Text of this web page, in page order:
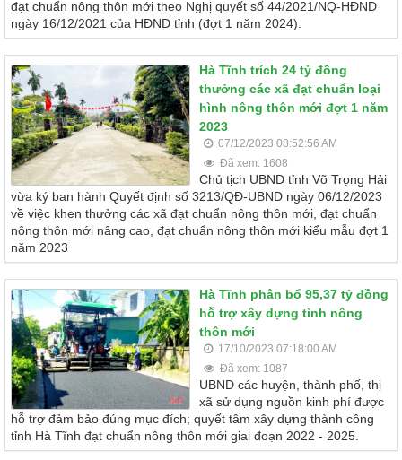
đạt chuẩn nông thôn mới theo Nghị quyết số 44/2021/NQ-HĐND
ngày 16/12/2021 của HĐND tỉnh (đợt 1 năm 2024).
Hà Tĩnh trích 24 tỷ đồng
thưởng các xã đạt chuẩn loại
hình nông thôn mới đợt 1 năm
2023
07/12/2023 08:52:56 AM
Đã xem: 1608
Chủ tịch UBND tỉnh Võ Trọng Hải
vừa ký ban hành Quyết định số 3213/QĐ-UBND ngày 06/12/2023
về việc khen thưởng các xã đạt chuẩn nông thôn mới, đạt chuẩn
nông thôn mới nâng cao, đạt chuẩn nông thôn mới kiểu mẫu đợt 1
năm 2023
Hà Tĩnh phân bổ 95,37 tỷ đồng
hỗ trợ xây dựng tỉnh nông
thôn mới
17/10/2023 07:18:00 AM
Đã xem: 1087
UBND các huyện, thành phố, thị
xã sử dụng nguồn kinh phí được
hỗ trợ đảm bảo đúng mục đích; quyết tâm xây dựng thành công
tỉnh Hà Tĩnh đạt chuẩn nông thôn mới giai đoạn 2022 - 2025.